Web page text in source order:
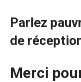
Parlez
de
Merci